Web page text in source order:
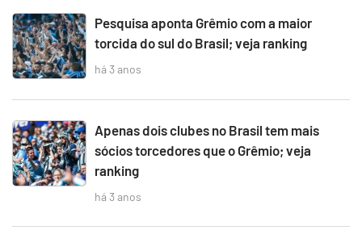
Pesquisa aponta Grêmio com a maior
torcida do sul do Brasil; veja ranking
há 3 anos
Apenas dois clubes no Brasil tem mais
sócios torcedores que o Grêmio; veja
ranking
há 3 anos